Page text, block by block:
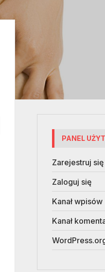
PANEL
Zarejestruj się
Zaloguj się
Kanał wpisów
Kanał